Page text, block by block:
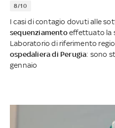
8/10
I casi di contagio dovuti alle
sequenziamentoeffettuato la
Laboratorio di riferimento
ospedaliera di Perugia: sono
gennaio